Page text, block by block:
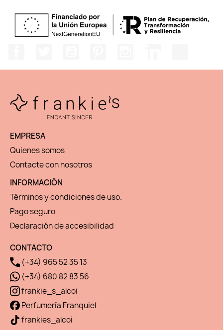
EMPRESA
Quienes somos
Contacte con nosotros
INFORMACIÓN
Términos y condiciones de uso.
Pago seguro
Declaración de accesibilidad
CONTACTO
(+34) 965 52 35 13
(+34) 680 82 83 56
frankie_s_alcoi
Perfumería Franquiel
frankies_alcoi